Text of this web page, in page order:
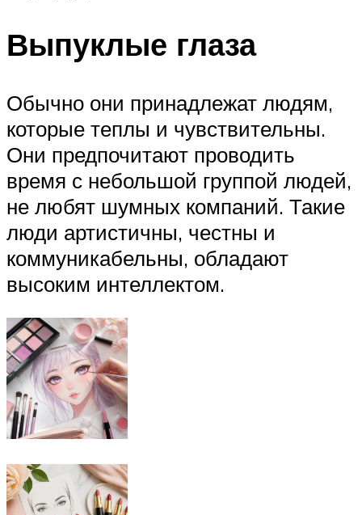
Выпуклые глаза
Обычно они принадлежат людям,
которые теплы и чувствительны.
Они предпочитают проводить
время с небольшой группой людей,
не любят шумных компаний. Такие
люди артистичны, честны и
коммуникабельны, обладают
высоким интеллектом.